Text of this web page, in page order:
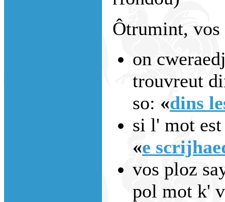
Ôtrumint,
on
trouvreut
so: «dins
si l' mot
«e
vos ploz
pol mot k'